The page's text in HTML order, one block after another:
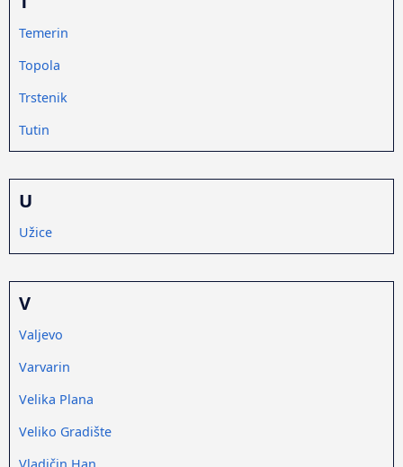
Temerin
Topola
Trstenik
Tutin
U
Užice
V
Valjevo
Varvarin
Velika Plana
Veliko Gradište